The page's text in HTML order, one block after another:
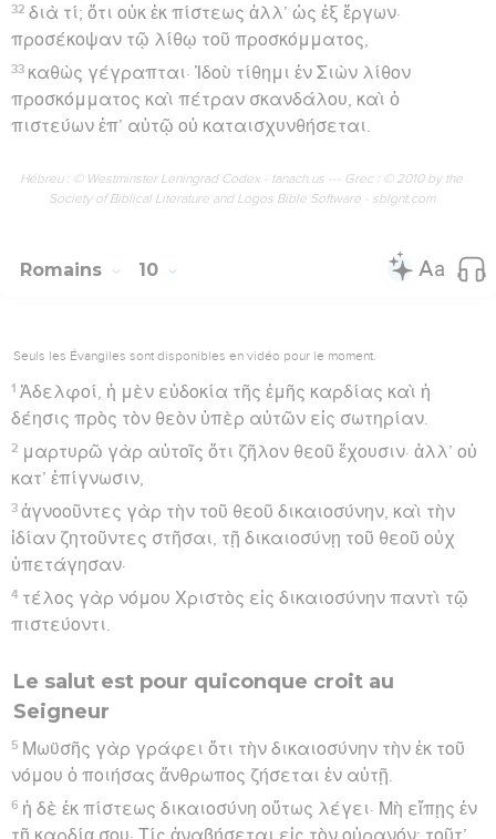
32 διὰ τί; ὅτι οὐκ ἐκ πίστεως ἀλλ’ ὡς ἐξ ἔργων·
προσέκοψαν τῷ λίθῳ τοῦ προσκόμματος,
33 καθὼς γέγραπται· Ἰδοὺ τίθημι ἐν Σιὼν λίθον
προσκόμματος καὶ πέτραν σκανδάλου, καὶ ὁ
πιστεύων ἐπ’ αὐτῷ οὐ καταισχυνθήσεται.
Hébreu : © Westminster Leningrad Codex - tanach.us --- Grec : © 2010 by the
Society of Biblical Literature and Logos Bible Software - sblgnt.com
Romains 10
Seuls les Évangiles sont disponibles en vidéo pour le moment.
1 Ἀδελφοί, ἡ μὲν εὐδοκία τῆς ἐμῆς καρδίας καὶ ἡ
δέησις πρὸς τὸν θεὸν ὑπὲρ αὐτῶν εἰς σωτηρίαν.
2 μαρτυρῶ γὰρ αὐτοῖς ὅτι ζῆλον θεοῦ ἔχουσιν· ἀλλ’ οὐ
κατ’ ἐπίγνωσιν,
3 ἀγνοοῦντες γὰρ τὴν τοῦ θεοῦ δικαιοσύνην, καὶ τὴν
ἰδίαν ζητοῦντες στῆσαι, τῇ δικαιοσύνῃ τοῦ θεοῦ οὐχ
ὑπετάγησαν·
4 τέλος γὰρ νόμου Χριστὸς εἰς δικαιοσύνην παντὶ τῷ
πιστεύοντι.
Le salut est pour quiconque croit au
Seigneur
5 Μωϋσῆς γὰρ γράφει ὅτι τὴν δικαιοσύνην τὴν ἐκ τοῦ
νόμου ὁ ποιήσας ἄνθρωπος ζήσεται ἐν αὐτῇ.
6 ἡ δὲ ἐκ πίστεως δικαιοσύνη οὕτως λέγει· Μὴ εἴπῃς ἐν
τῇ καρδίᾳ σου· Τίς ἀναβήσεται εἰς τὸν οὐρανόν; τοῦτ’